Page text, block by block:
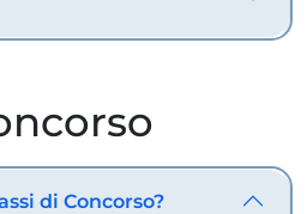
di Concorso?